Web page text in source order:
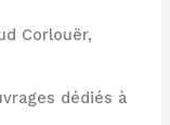
Corlouër,
dédiés à